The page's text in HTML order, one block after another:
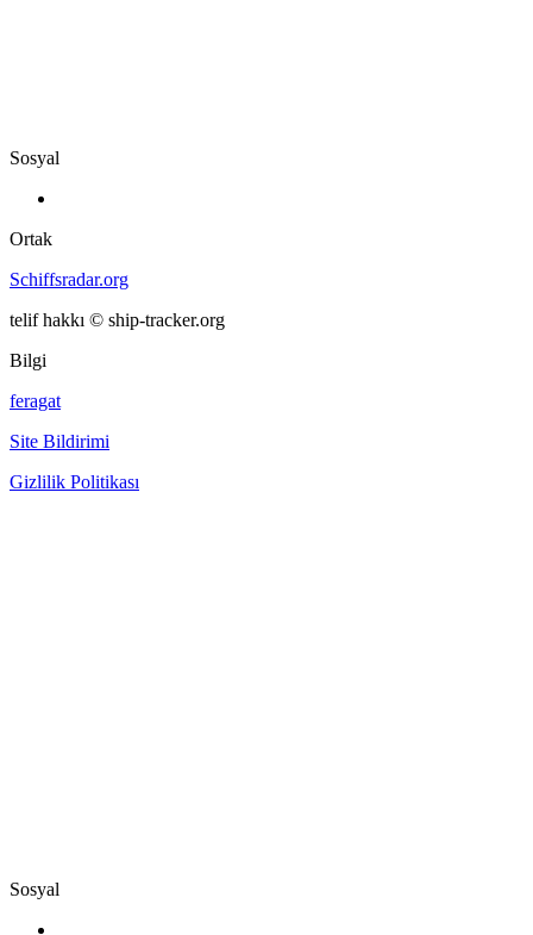
Sosyal
Ortak
Schiffsradar.org
telif hakkı © ship-tracker.org
Bilgi
feragat
Site Bildirimi
Gizlilik Politikası
Sosyal